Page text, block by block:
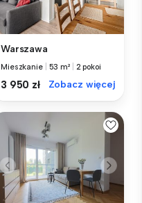
Warszawa
Mieszkanie 53 m² 2 pokoi
3 950 zł Zobacz więcej